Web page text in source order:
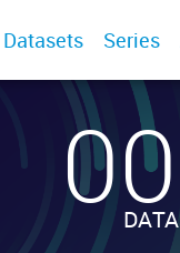
Datasets Series